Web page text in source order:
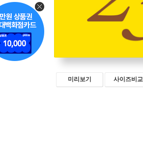
미리보기 사이즈비교